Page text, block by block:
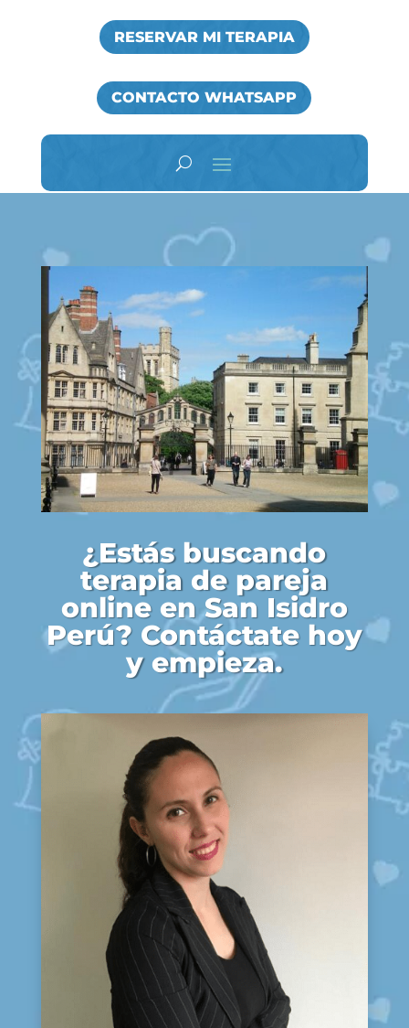
RESERVAR MI TERAPIA
CONTACTO WHATSAPP
¿Estás buscando
terapia de pareja
online en San Isidro
Perú? Contáctate hoy
y empieza.